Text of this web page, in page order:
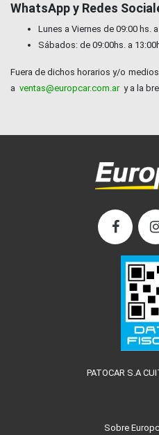
WhatsApp y Redes
Lunes a Viernes de 09:00 hs.
Sábados: de 09:00hs. a
Fuera de dichos horarios y/o
a ventas@europcar.com.ar y a la
PATOCAR S.A
Sobre